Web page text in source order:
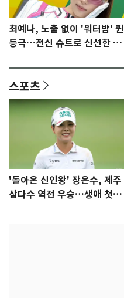
최예나, 노출 없이 '워터밤' 퀸
등극…전신 슈트로 신선한 충
스포츠
'돌아온 신인왕' 장은수, 제주
삼다수 역전 우승…생애 첫승